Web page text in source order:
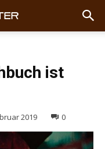
ist
2019 0